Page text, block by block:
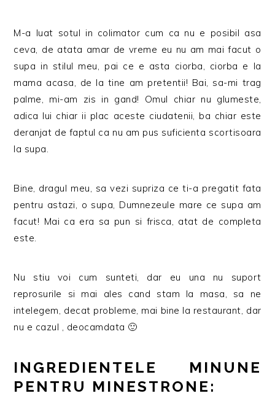
M-a luat sotul in colimator cum ca nu e posibil asa
ceva, de atata amar de vreme eu nu am mai facut o
supa in stilul meu, pai ce e asta ciorba, ciorba e la
mama acasa, de la tine am pretentii! Bai, sa-mi trag
palme, mi-am zis in gand! Omul chiar nu glumeste,
adica lui chiar ii plac aceste ciudatenii, ba chiar este
deranjat de faptul ca nu am pus suficienta scortisoara
la supa.
Bine, dragul meu, sa vezi supriza ce ti-a pregatit fata
pentru astazi, o supa, Dumnezeule mare ce supa am
facut! Mai ca era sa pun si frisca, atat de completa
este.
Nu stiu voi cum sunteti, dar eu una nu suport
reprosurile si mai ales cand stam la masa, sa ne
intelegem, decat probleme, mai bine la restaurant, dar
nu e cazul , deocamdata 🙂
INGREDIENTELE MINUNE
PENTRU MINESTRONE: